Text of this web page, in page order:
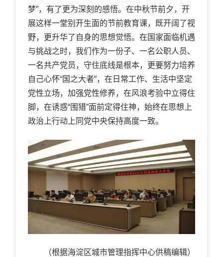
梦”，有了更为深刻的感悟。在中秋节前夕，开
展这样一堂别开生面的节前教育课，既开阔了视
野，更升华了自身的思想觉悟。在国家面临机遇
与挑战之时，我们作为一份子、一名公职人员、
一名共产党员，守住底线是根本，更要努力培养
自己心怀“国之大者”，在日常工作、生活中坚定
党性立场，加强党性修养，在风浪考验中立得住
脚，在诱惑“围猎”面前定得住神，始终在思想上
政治上行动上同党中央保持高度一致。
（根据海淀区城市管理指挥中心供稿编辑）